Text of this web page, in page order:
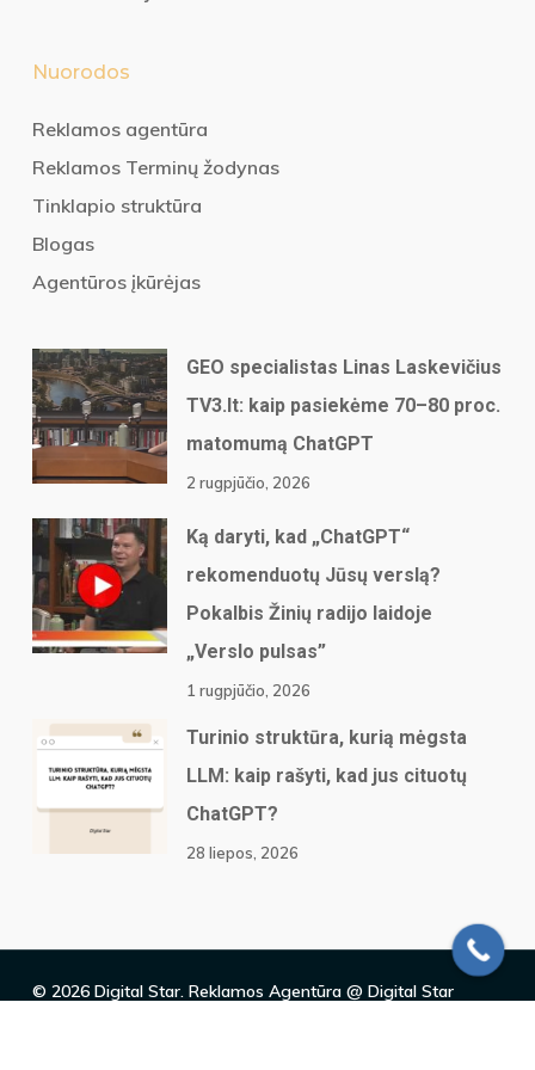
Nuorodos
Reklamos agentūra
Reklamos Terminų žodynas
Tinklapio struktūra
Blogas
Agentūros įkūrėjas
GEO specialistas Linas Laskevičius
TV3.lt: kaip pasiekėme 70–80 proc.
matomumą ChatGPT
2 rugpjūčio, 2026
Ką daryti, kad „ChatGPT“
rekomenduotų Jūsų verslą?
Pokalbis Žinių radijo laidoje
„Verslo pulsas”
1 rugpjūčio, 2026
Turinio struktūra, kurią mėgsta
LLM: kaip rašyti, kad jus cituotų
ChatGPT?
28 liepos, 2026
© 2026 Digital Star. Reklamos Agentūra @ Digital Star